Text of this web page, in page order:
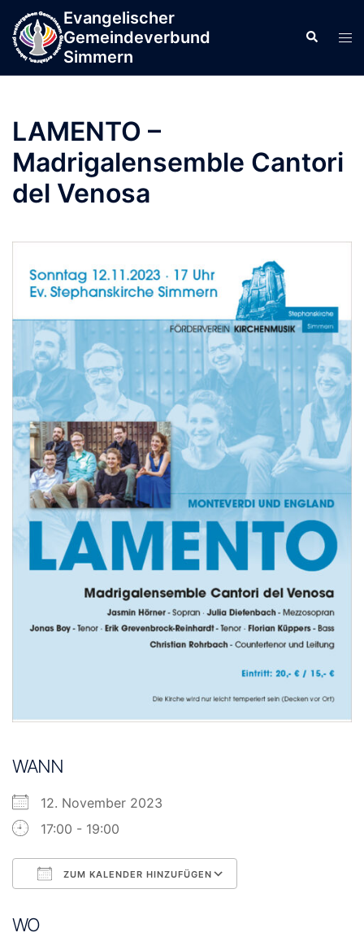
springen
Inhalt
springen
Evangelischer
Gemeindeverbund
Simmern
Suche
LAMENTO –
Madrigalensemble Cantori
del Venosa
WANN
12. November 2023
17:00 - 19:00
ZUM KALENDER HINZUFÜGEN
WO